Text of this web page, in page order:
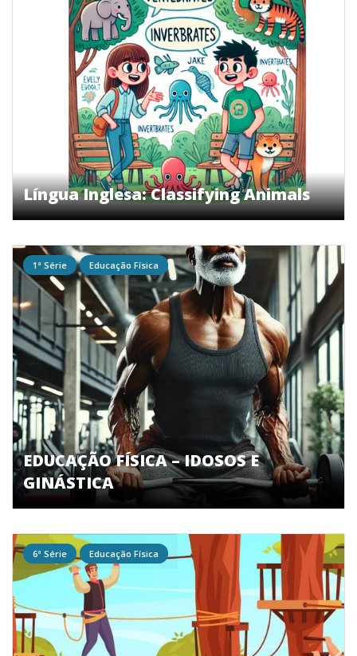
Língua Inglesa: Classifying Animals
EDUCAÇÃO FÍSICA – IDOSOS E
GINÁSTICA
1ª Série Educação Física
6ª Série Educação Física